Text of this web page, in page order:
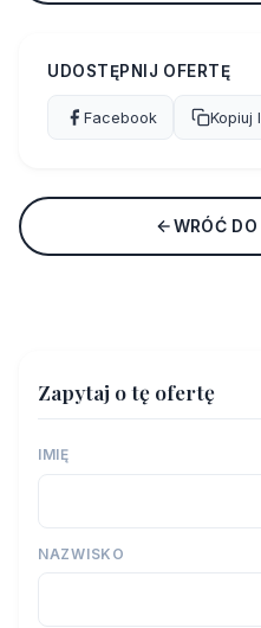
UDOSTĘPNIJ OFERTĘ
Facebook Kopiuj
WRÓĆ
Zapytaj o tę ofertę
IMIĘ
NAZWISKO